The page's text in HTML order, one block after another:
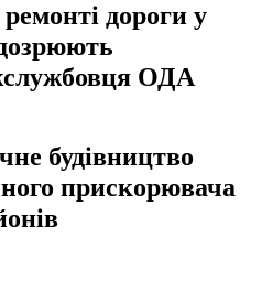
дороги у
ОДА
будівництво
прискорювача